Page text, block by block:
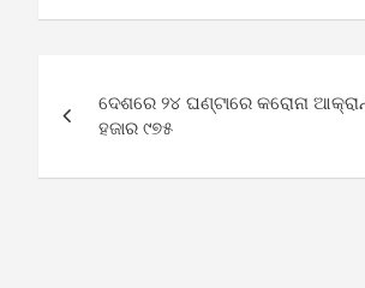
navigation
ଦେଶରେ ୨୪ ଘଣ୍ଟାରେ କରୋନା
ହଜାର ୯୭୫